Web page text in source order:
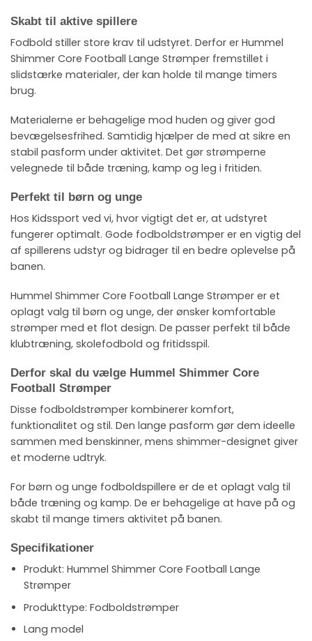
Skabt til aktive spillere
Fodbold stiller store krav til udstyret. Derfor er Hummel
Shimmer Core Football Lange Strømper fremstillet i
slidstærke materialer, der kan holde til mange timers
brug.
Materialerne er behagelige mod huden og giver god
bevægelsesfrihed. Samtidig hjælper de med at sikre en
stabil pasform under aktivitet. Det gør strømperne
velegnede til både træning, kamp og leg i fritiden.
Perfekt til børn og unge
Hos Kidssport ved vi, hvor vigtigt det er, at udstyret
fungerer optimalt. Gode fodboldstrømper er en vigtig del
af spillerens udstyr og bidrager til en bedre oplevelse på
banen.
Hummel Shimmer Core Football Lange Strømper er et
oplagt valg til børn og unge, der ønsker komfortable
strømper med et flot design. De passer perfekt til både
klubtræning, skolefodbold og fritidsspil.
Derfor skal du vælge Hummel Shimmer Core
Football Strømper
Disse fodboldstrømper kombinerer komfort,
funktionalitet og stil. Den lange pasform gør dem ideelle
sammen med benskinner, mens shimmer-designet giver
et moderne udtryk.
For børn og unge fodboldspillere er de et oplagt valg til
både træning og kamp. De er behagelige at have på og
skabt til mange timers aktivitet på banen.
Specifikationer
Produkt: Hummel Shimmer Core Football Lange
Strømper
Produkttype: Fodboldstrømper
Lang model